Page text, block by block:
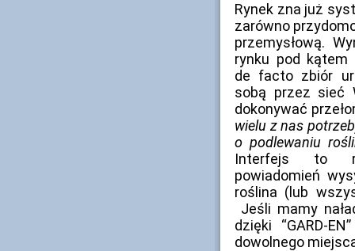
Rynek zna już
zarówno
przemysłową.
rynku pod kątem
de facto zbiór
sobą przez sieć
dokonywać
wielu z nas
o podlewaniu
Interfejs to
powiadomień
roślina (lub
Jeśli mamy
dzięki “GARD-
dowolnego